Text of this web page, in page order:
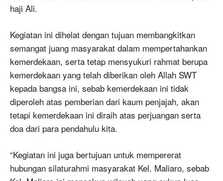
haji Ali.
Kegiatan ini dihelat dengan tujuan membangkitkan
semangat juang masyarakat dalam mempertahankan
kemerdekaan, serta tetap mensyukuri rahmat berupa
kemerdekaan yang telah diberikan oleh Allah SWT
kepada bangsa ini, sebab kemerdekaan ini tidak
diperoleh atas pemberian dari kaum penjajah, akan
tetapi kemerdekaan ini diraih atas perjuangan serta
doa dari para pendahulu kita.
“Kegiatan ini juga bertujuan untuk mempererat
hubungan silaturahmi masyarakat Kel. Maliaro, sebab